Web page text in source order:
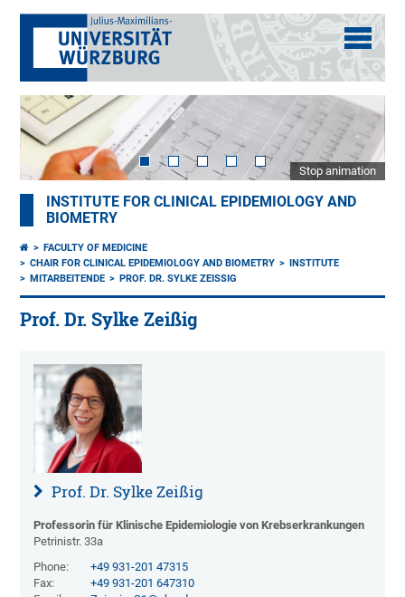
Stop animation
INSTITUTE FOR CLINICAL EPIDEMIOLOGY AND
BIOMETRY
FACULTY OF MEDICINE
CHAIR FOR CLINICAL EPIDEMIOLOGY AND BIOMETRY
INSTITUTE
MITARBEITENDE
PROF. DR. SYLKE ZEISSIG
Prof. Dr. Sylke Zeißig
Prof. Dr. Sylke Zeißig
Professorin für Klinische Epidemiologie von Krebserkrankungen
Petrinistr. 33a
Phone:
+49 931-201 47315
Fax:
+49 931-201 647310